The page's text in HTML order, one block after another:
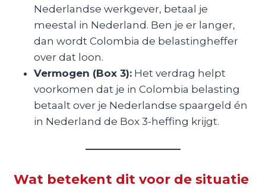
Nederlandse werkgever, betaal je
meestal in Nederland. Ben je er langer,
dan wordt Colombia de belastingheffer
over dat loon.
Vermogen (Box 3):Het verdrag helpt
voorkomen dat je in Colombia belasting
betaalt over je Nederlandse spaargeld én
in Nederland de Box 3-heffing krijgt.
Wat betekent dit voor de situatie